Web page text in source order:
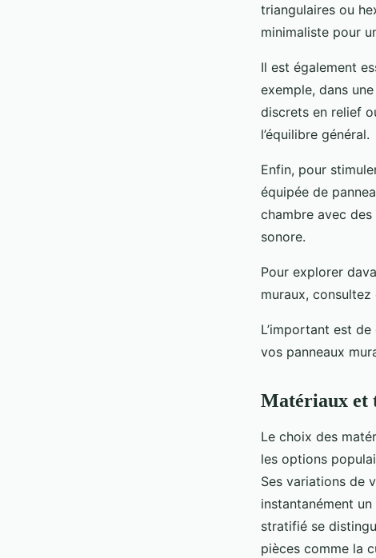
triangulaires ou
minimaliste pour
Il est également
exemple, dans
discrets en relief
l’équilibre général.
Enfin, pour
équipée de
chambre avec
sonore.
Pour explorer
muraux,
L’important est
vos panneaux
Matériaux et
Le choix des
les options
Ses variations de
instantanément
stratifié se
pièces comme la